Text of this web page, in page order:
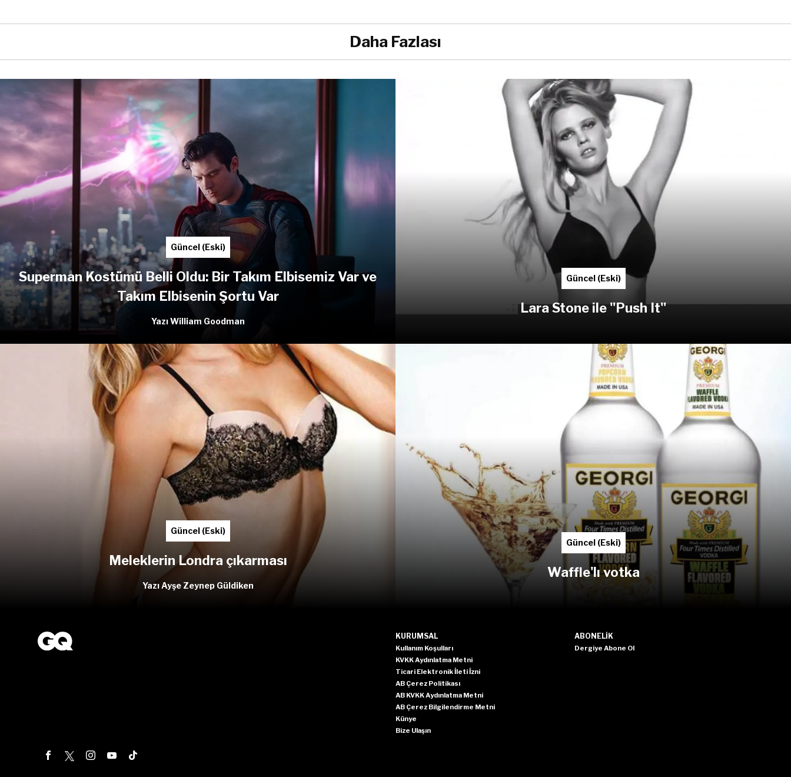
Daha Fazlası
Güncel (Eski)
Superman Kostümü Belli Oldu: Bir Takım Elbisemiz Var ve
Takım Elbisenin Şortu Var
Yazı William Goodman
Güncel (Eski)
Lara Stone ile "Push It"
Güncel (Eski)
Meleklerin Londra çıkarması
Yazı Ayşe Zeynep Güldiken
Güncel (Eski)
Waffle'lı votka
KURUMSAL
Kullanım Koşulları
KVKK Aydınlatma Metni
Ticari Elektronik İleti İzni
AB Çerez Politikası
AB KVKK Aydınlatma Metni
AB Çerez Bilgilendirme Metni
Künye
Bize Ulaşın
ABONELIK
Dergiye Abone Ol